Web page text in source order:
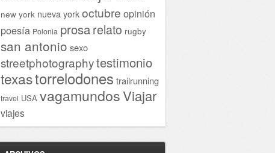
new york nueva york octubre opinión
poesía Polonia prosarelato rugby
san antonio sexo
streetphotographytestimonio
texastorrelodones trailrunning
travel USA vagamundosViajar
viajes